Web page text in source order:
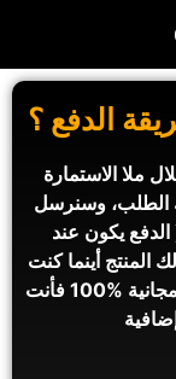
الدفع ؟​
ملا الاستمارة
الطلب، وسنرسل
24 الى 48 ساعة ( الدفع يكون عند
المنتج أينما كنت
خلال مدة 24 الى 48 ساعة خدمة التوصيل مجانية %100 فأنت